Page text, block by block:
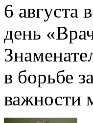
6 августа
день
в борьбе
важности